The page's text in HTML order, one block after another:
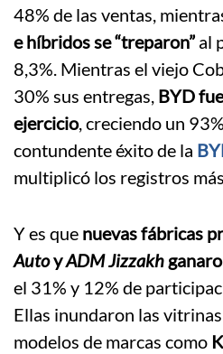
48% de las ventas,
e híbridos se “treparon” al
8,3%. Mientras el viejo
30% sus entregas, BYD
ejercicio, creciendo un
contundente éxito de la
multiplicó los registros
Y es que nuevas fábricas
AutoyADM Jizzakh
el 31% y 12% de
Ellas inundaron las
modelos de marcas como